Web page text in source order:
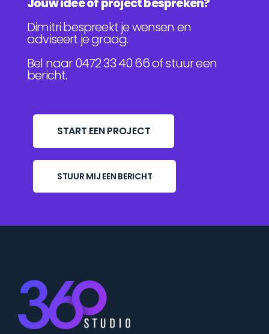
Jouw idee of project bespreken?
Dimitri bespreekt je wensen en
adviseert je graag.
Bel naar 0472 33 40 66 of stuur een
bericht.
START EEN PROJECT
STUUR MIJ EEN BERICHT